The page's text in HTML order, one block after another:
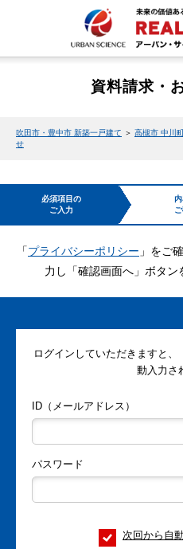
資料請求・
吹田市・豊中市 新築一戸建て ＞ 高槻市 中川
せ
必須項目の
ご入力
「プライバシーポリシー 」をご
力し「確認画面へ」ボタン
ログインしていただきますと
動入力さ
ID（メールアドレス）
パスワード
次回から自